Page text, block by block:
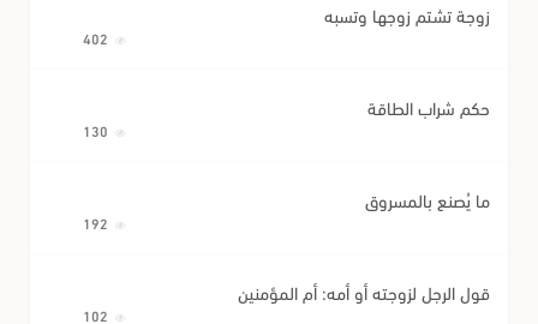
زوجة تشتم زوجها وتسبه
حكم شراب الطاقة
ما يُصنع بالمسروق
قول الرجل لزوجته أو أمه: أم المؤمنين